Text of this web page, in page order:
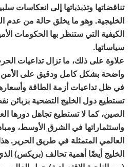
تناقضاتها وتذبذباتها إلى انعكاسات
الخليجية. وهو ما يخلق حالة من عدم
الكيفية التي ستنظر بها الحكومات
سياساتها.
علاوة على ذلك، ما تزال تداعيات
واضحة بشكل كامل ودقيق على الأمن
في ظل تداعيات أزمة الطاقة
تستطيع دول الخليج التضحية بزبائن
الصين، كما لا تستطيع تجاهل دورها
واستثماراتها في الشرق الأوسط،
العالمي المتمثلة في طريق الحرير.
الخليج أيضًا أهمية تحالف (بريكس)